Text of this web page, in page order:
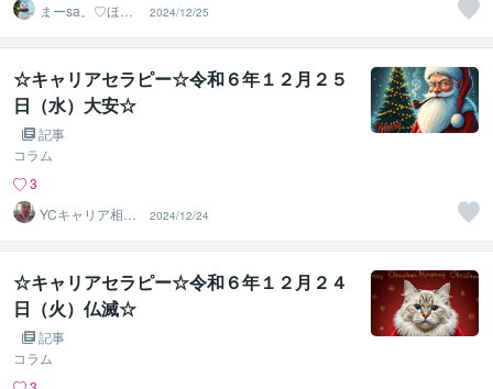
まーsa。♡ほの
ぼのブログ毎日
配信♡
2024/12/25
☆キャリアセラピー☆令和６年１２月２５
日（水）大安☆
記事
コラム
3
YCキャリア相談
2024/12/24
☆キャリアセラピー☆令和６年１２月２４
日（火）仏滅☆
記事
コラム